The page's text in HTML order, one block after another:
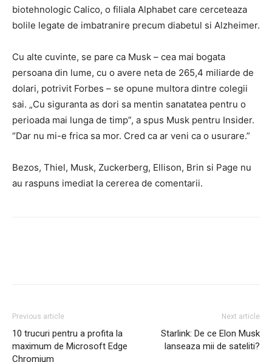
biotehnologic Calico, o filiala Alphabet care cerceteaza
bolile legate de imbatranire precum diabetul si Alzheimer.
Cu alte cuvinte, se pare ca Musk – cea mai bogata
persoana din lume, cu o avere neta de 265,4 miliarde de
dolari, potrivit Forbes – se opune multora dintre colegii
sai. „Cu siguranta as dori sa mentin sanatatea pentru o
perioada mai lunga de timp”, a spus Musk pentru Insider.
“Dar nu mi-e frica sa mor. Cred ca ar veni ca o usurare.”
Bezos, Thiel, Musk, Zuckerberg, Ellison, Brin si Page nu
au raspuns imediat la cererea de comentarii.
Previous article
10 trucuri pentru a profita la
maximum de Microsoft Edge
Chromium
Next article
Starlink: De ce Elon Musk
lanseaza mii de sateliti?